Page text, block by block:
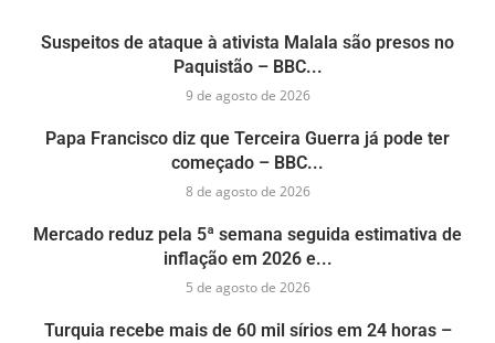
Suspeitos de ataque à ativista Malala são presos no
Paquistão – BBC...
9 de agosto de 2026
Papa Francisco diz que Terceira Guerra já pode ter
começado – BBC...
8 de agosto de 2026
Mercado reduz pela 5ª semana seguida estimativa de
inflação em 2026 e...
5 de agosto de 2026
Turquia recebe mais de 60 mil sírios em 24 horas –